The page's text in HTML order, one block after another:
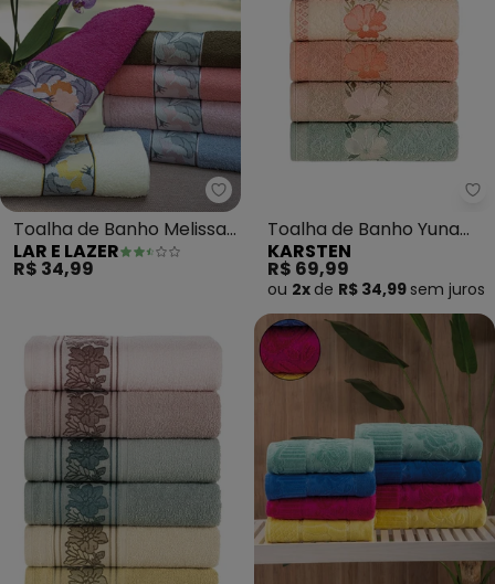
Lar e Lazer - Toalha de Banho
Toalha de Banho Melissa
Rosa Claro
LAR E LAZER
R$ 34,99
Toalha de Banho Yuna
(Branca)
KARSTEN
R$ 69,99
ou 2x de R$ 34,99 sem juros